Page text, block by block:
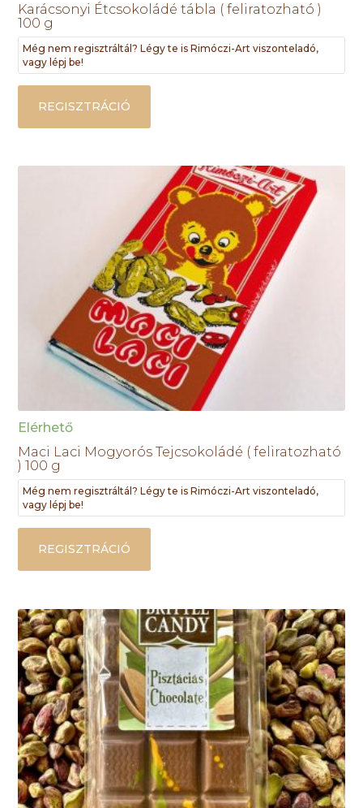
Karácsonyi Étcsokoládé tábla ( feliratozható )
100 g
Még nem regisztráltál? Légy te is Rimóczi-Art viszonteladó,
vagy lépj be!
REGISZTRÁCIÓ
Elérhető
Maci Laci Mogyorós Tejcsokoládé ( feliratozható
) 100 g
Még nem regisztráltál? Légy te is Rimóczi-Art viszonteladó,
vagy lépj be!
REGISZTRÁCIÓ